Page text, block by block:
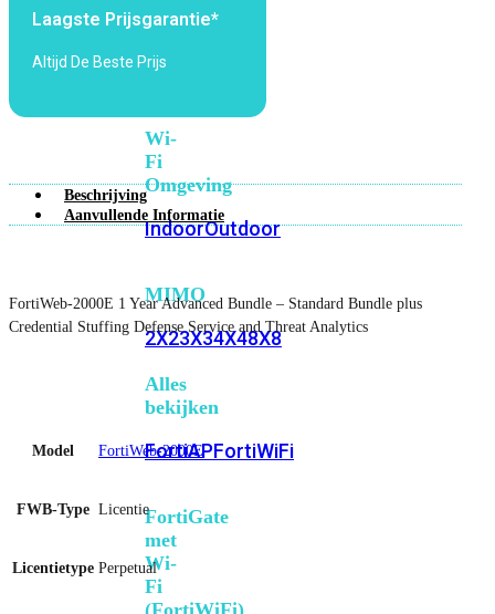
Fi
Fi
Wi-
Fi
Omgeving
IndoorOutdoor
MIMO
2X23X34X48X8
Alles
bekijken
FortiAPFortiWiFi
FortiGate
met
Wi-
Fi
(FortiWiFi)
Laagste Prijsgarantie*
Altijd De Beste Prijs
Beschrijving
Aanvullende Informatie
FortiWeb-2000E 1 Year Advanced Bundle – Standard Bundle plus
Credential Stuffing Defense Service and Threat Analytics
Model FortiWeb-2000E
FWB-Type Licentie
Licentietype Perpetual